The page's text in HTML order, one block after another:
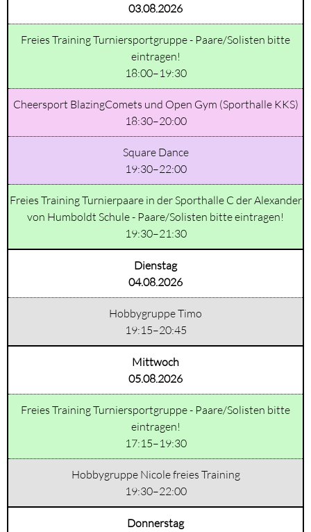
03.08.2026
Freies Training Turniersportgruppe - Paare/Solisten bitte
eintragen!
18:00–19:30
Cheersport BlazingComets und Open Gym (Sporthalle KKS)
18:30–20:00
Square Dance
19:30–22:00
Freies Training Turnierpaare in der Sporthalle C der Alexander
von Humboldt Schule - Paare/Solisten bitte eintragen!
19:30–21:30
Dienstag
04.08.2026
Hobbygruppe Timo
19:15–20:45
Mittwoch
05.08.2026
Freies Training Turniersportgruppe - Paare/Solisten bitte
eintragen!
17:15–19:30
Hobbygruppe Nicole freies Training
19:30–22:00
Donnerstag